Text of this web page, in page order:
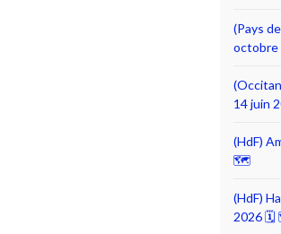
(Pays
octobre
14 juin
(HdF)
🗺
(HdF)
2026